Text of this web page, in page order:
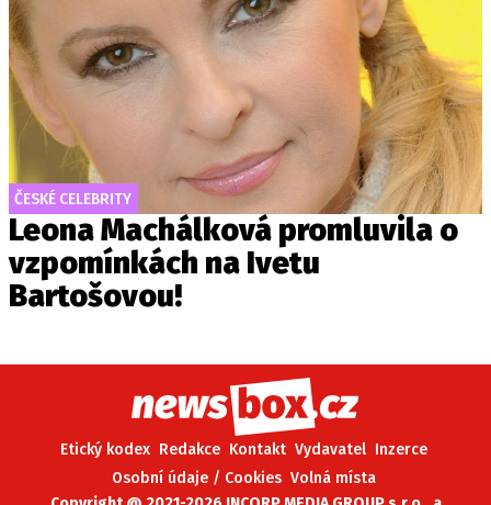
ČESKÉ CELEBRITY
Leona Machálková promluvila o
vzpomínkách na Ivetu
Bartošovou!
Etický kodex Redakce Kontakt Vydavatel Inzerce
Osobní údaje / Cookies Volná místa